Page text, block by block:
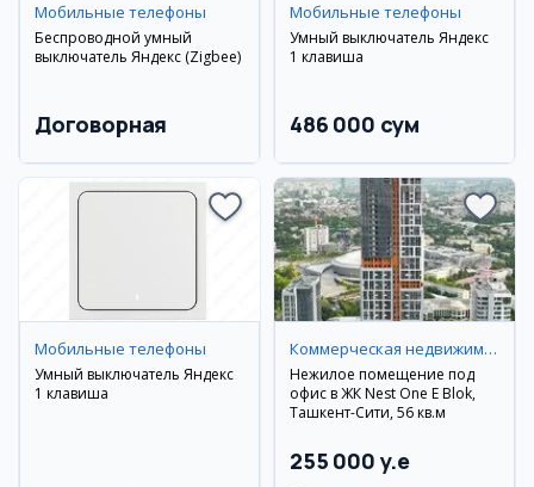
Мобильные телефоны
Беспроводной умный
выключатель Яндекс (Zigbee)
Договорная
Мобильные телефоны
Умный выключатель Яндекс
1 клавиша
486 000 сум
Мобильные телефоны
Умный выключатель Яндекс
1 клавиша
Коммерческая недвижимость
Нежилое помещение под
офис в ЖК Nest One E Blok,
Ташкент-Сити, 56 кв.м
255 000 y.e